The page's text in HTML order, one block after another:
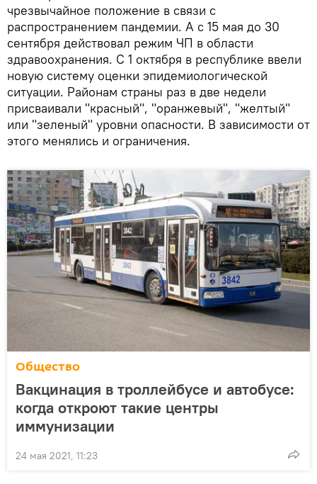
чрезвычайное положение в связи с
распространением пандемии. А с 15 мая до 30
сентября действовал режим ЧП в области
здравоохранения. С 1 октября в республике ввели
новую систему оценки эпидемиологической
ситуации. Районам страны раз в две недели
присваивали "красный", "оранжевый", "желтый"
или "зеленый" уровни опасности. В зависимости от
этого менялись и ограничения.
Общество
Вакцинация в троллейбусе и автобусе:
когда откроют такие центры
иммунизации
24 мая 2021, 11:23